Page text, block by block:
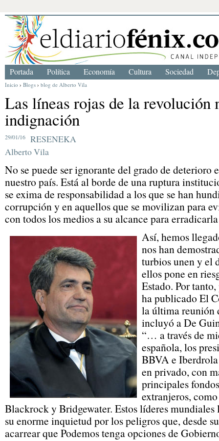
Inicio › Blogs › blog de Alberto Vila
Las líneas rojas de la revolución
indignación
29/01/16
RESENEKA
Alberto Vila
No se puede ser ignorante del grado de deterioro
nuestro país. Está al borde de una ruptura
se exima de responsabilidad a los que se han
corrupción y en aquellos que se movilizan para
con todos los medios a su alcance para
Así, hemos
nos han
turbios unen y el
ellos pone en
Estado. Por
ha publicado El
la última reunión
incluyó a De
“… a través de
española, los
BBVA e
en privado, con
principales
extranjeros,
Blackrock y Bridgewater. Estos líderes mundiales
su enorme inquietud por los peligros que, desde
acarrear que Podemos tenga opciones de
Portada Política Economía Cultura Sociedad